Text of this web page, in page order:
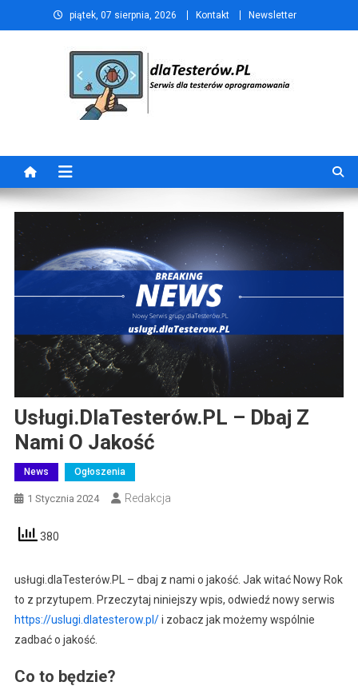
to
piątek, 07 sierpnia, 2026 Kontakt Newsletter
Usługi.dlaTesterów.PL – Dbaj Z
Nami O Jakość
News Ogłoszenia
1 Stycznia 2024 Redakcja
380
usługi.dlaTesterów.PL – dbaj z nami o jakość. Jak witać Nowy Rok
to z przytupem. Przeczytaj niniejszy wpis, odwiedź nowy serwis
https://uslugi.dlatesterow.pl/i zobacz jak możemy wspólnie
zadbać o jakość.
Co to będzie?